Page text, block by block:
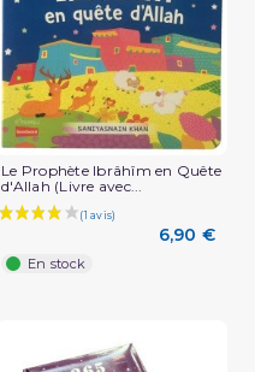
Le Prophète Ibrâhîm en Quête
d'Allah (Livre avec...
6,90 €
En stock